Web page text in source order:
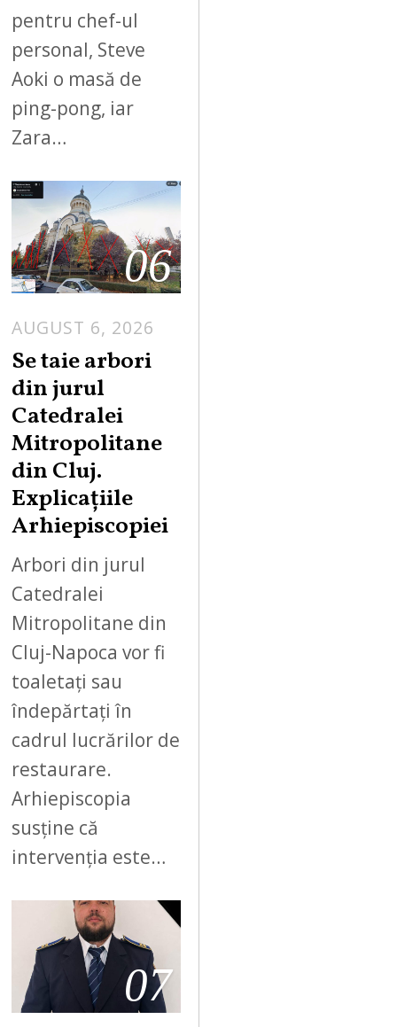
pentru chef-ul
personal, Steve
Aoki o masă de
ping-pong, iar
Zara…
06
AUGUST 6, 2026
Se taie arbori
din jurul
Catedralei
Mitropolitane
din Cluj.
Explicațiile
Arhiepiscopiei
Arbori din jurul
Catedralei
Mitropolitane din
Cluj-Napoca vor fi
toaletați sau
îndepărtați în
cadrul lucrărilor de
restaurare.
Arhiepiscopia
susține că
intervenția este…
07